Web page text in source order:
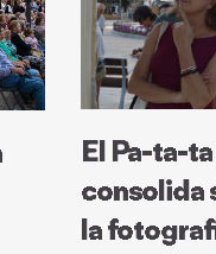
El Pa-ta-
consolida
la